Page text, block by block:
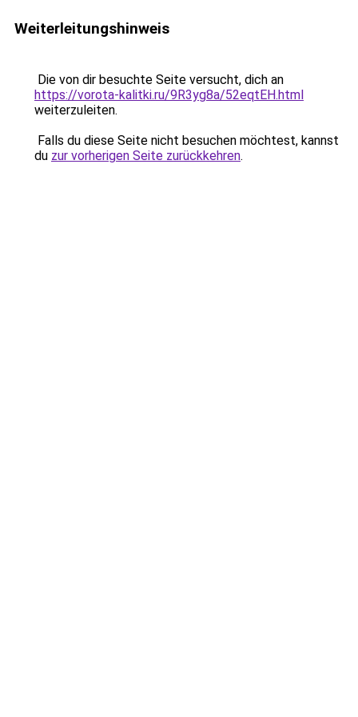
Weiterleitungshinweis
Die von dir besuchte Seite versucht, dich an
https://vorota-kalitki.ru/9R3yg8a/52eqtEH.html
weiterzuleiten.
Falls du diese Seite nicht besuchen möchtest, kannst
du zur vorherigen Seite zurückkehren.